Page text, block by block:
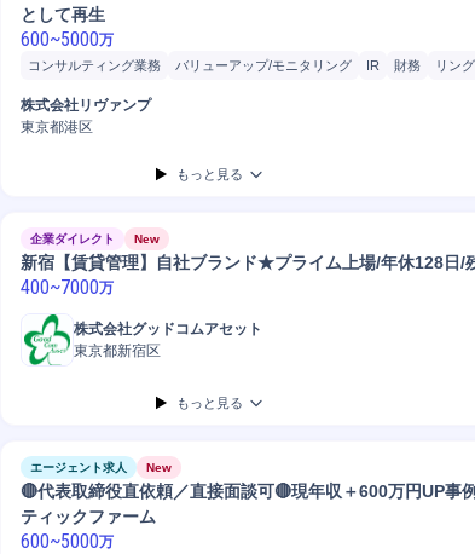
として再生
600~5000万
コンサルティング業務 バリューアップ/モニタリング IR 財務 リング
マーケティング
中期経営計画策定
ビッグデータ
株式会社リヴァンプ
東京都港区
もっと見る
企業ダイレクト New
新宿【賃貸管理】自社ブランド★プライム上場/年休128日
400~7000万
株式会社グッドコムアセット
東京都新宿区
もっと見る
エージェント求人 New
🔴代表取締役直依頼／直接面談可🔴現年収＋600万円UP事
ティックファーム
600~5000万